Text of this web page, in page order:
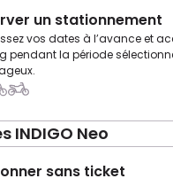
un stationnement
vos dates à l’avance et
pendant la période
INDIGO Neo
sans ticket